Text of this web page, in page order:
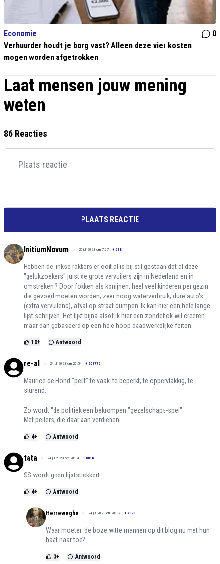
Economie
0
Verhuurder houdt je borg vast? Alleen deze vier kosten
mogen worden afgetrokken
Laat mensen jouw mening
weten
86 Reacties
PLAATS REACTIE
InitiumNovum 25 juli 2023 om 7:07 + 598
Hebben de linkse rakkers er ooit al is bij stil gestaan dat al deze
''gelukzoekers'' juist de grote vervuilers zijn in Nederland en in
omstreken ? Door fokken als konijnen, heel veel kinderen per gezin
die gevoed moeten worden, zeer hoog waterverbruik, dure auto's
(extra vervuilend), afval op straat dumpen. Ik kan hier een hele lange
lijst schrijven. Het lijkt bijna alsof ik hier een zondebok wil creëren
maar dan gebaseerd op een hele hoop daadwerkelijke feiten.
10+ Antwoord
re-al 24 juli 2023 om 20:54 + 209775
Maurice de Hond "peilt" te vaak, te beperkt, te oppervlakkig, te
sturend.
Zo wordt ''de politiek een bekrompen "gezelschaps-spel".
Met peilers, die daar aan verdienen.
4+ Antwoord
tata 24 juli 2023 om 20:34 + 6016
SS wordt geen lijststrekkert.
4+ Antwoord
Herreweghe 24 juli 2023 om 20:37 + 7029
Waar moeten de boze witte mannen op dit blog nu met hun
haat naar toe?
3+ Antwoord